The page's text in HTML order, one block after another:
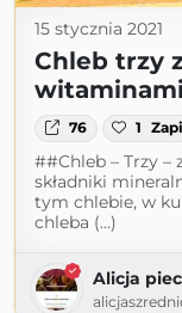
15 stycznia 2021
Chleb trzy
76 1
##Chleb – Trzy –
składniki
tym chlebie, w
chleba (...)
Alicja